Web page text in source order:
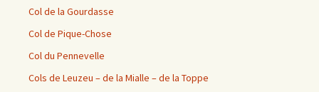
Col de la Gourdasse
Col de Pique-Chose
Col du Pennevelle
Cols de Leuzeu – de la Mialle – de la Toppe